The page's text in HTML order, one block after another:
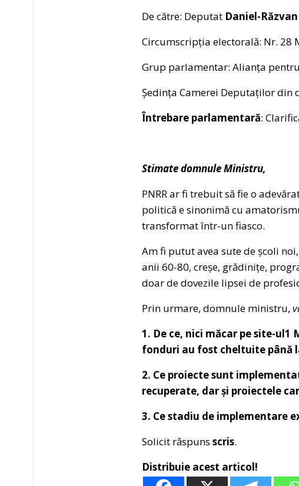
De către: Deputat Daniel-
Circumscripția electorală: Nr. 28
Grup parlamentar: Alianța
Ședința Camerei Deputaților din
Întrebare parlamentară:
Stimate domnule Ministru,
PNRR ar fi trebuit să fie o
politică e sinonimă cu
transformat într-un fiasco.
Am fi putut avea sute de școli
anii 60-80, creșe, grădinițe,
doar de dovezile lipsei de
Prin urmare, domnule ministru,
1. De ce, nici măcar pe site-
fonduri au fost cheltuite până
2. Ce proiecte sunt
recuperate, dar și proiectele
3. Ce stadiu de implementare
Solicit răspuns scris.
Distribuie acest articol!